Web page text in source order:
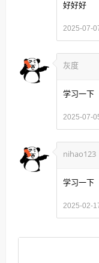
好好好
2025-07-
灰度
学习一下
2025-07-
nihao123
学习一下
2025-02-